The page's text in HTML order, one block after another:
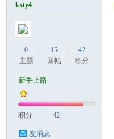
ksty4
0
主题
15
回帖
42
积分
新手上路
积分 42
发消息